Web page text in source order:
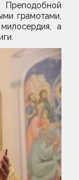
грамотами,
а